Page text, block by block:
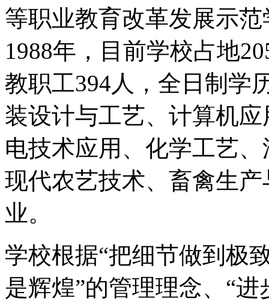
等职业教育改革发展示
1988年，目前学校占地
教职工394人，全日制学
装设计与工艺、计算机
电技术应用、化学工艺
现代农艺技术、畜禽生
业。
学校根据“把细节做到极
是辉煌”的管理理念、“